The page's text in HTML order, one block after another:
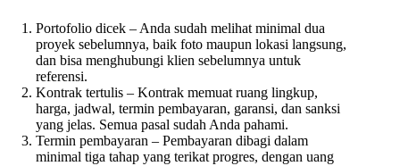
Portofolio dicek – Anda sudah melihat minimal dua
proyek sebelumnya, baik foto maupun lokasi langsung,
dan bisa menghubungi klien sebelumnya untuk
referensi.
Kontrak tertulis – Kontrak memuat ruang lingkup,
harga, jadwal, termin pembayaran, garansi, dan sanksi
yang jelas. Semua pasal sudah Anda pahami.
Termin pembayaran – Pembayaran dibagi dalam
minimal tiga tahap yang terikat progres, dengan uang